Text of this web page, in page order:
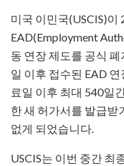
미국 이민국(USCIS)이
EAD(Employment
동 연장 제도를 공식
일 이후 접수된 EAD
료일 이후 최대 540일
한 새 허가서를 발급받
없게 되었습니다.
USCIS는 이번 중간 최